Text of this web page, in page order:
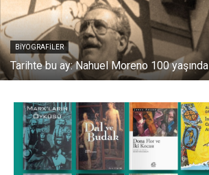
BIYOGRAFILER
Tarihte bu ay: Nahuel Moreno 100 yaşında